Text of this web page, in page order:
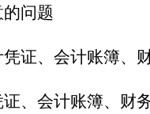
问题
证、会计账簿、
、会计账簿、财